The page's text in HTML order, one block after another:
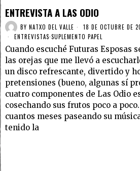
ENTREVISTA A LAS ODIO
BY NATXO DEL VALLE
18 DE OCTUBRE DE
ENTREVISTAS·SUPLEMENTO PAPEL
Cuando escuché Futuras Esposas
las orejas que me llevó a
un disco refrescante, divertido y
pretensiones (bueno, algunas sí
cuatro componentes de Las Odio
cosechando sus frutos poco a
cuantos meses paseando su
tenido la